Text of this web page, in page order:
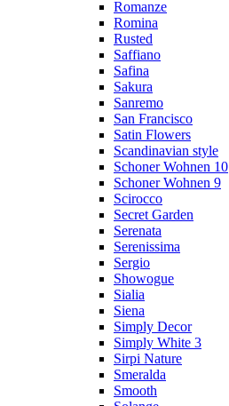
Romanze
Romina
Rusted
Saffiano
Safina
Sakura
Sanremo
San Francisco
Satin Flowers
Scandinavian style
Schoner Wohnen 10
Schoner Wohnen 9
Scirocco
Secret Garden
Serenata
Serenissima
Sergio
Showogue
Sialia
Siena
Simply Decor
Simply White 3
Sirpi Nature
Smeralda
Smooth